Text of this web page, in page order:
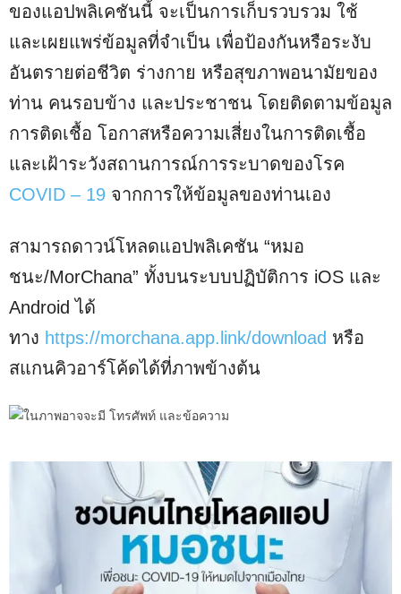
ของแอปพลิเคชันนี้ จะเป็นการเก็บรวบรวม ใช้
และเผยแพร่ข้อมูลที่จำเป็น เพื่อป้องกันหรือระงับ
อันตรายต่อชีวิต ร่างกาย หรือสุขภาพอนามัยของ
ท่าน คนรอบข้าง และประชาชน โดยติดตามข้อมูล
การติดเชื้อ โอกาสหรือความเสี่ยงในการติดเชื้อ
และเฝ้าระวังสถานการณ์การระบาดของโรค
COVID – 19 จากการให้ข้อมูลของท่านเอง
สามารถดาวน์โหลดแอปพลิเคชัน “หมอ
ชนะ/MorChana” ทั้งบนระบบปฏิบัติการ iOS และ
Android ได้
ทาง https://morchana.app.link/download หรือ
สแกนคิวอาร์โค้ดได้ที่ภาพข้างต้น